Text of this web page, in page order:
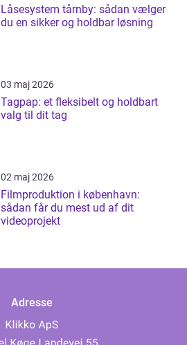
Låsesystem tårnby: sådan vælger
du en sikker og holdbar løsning
03 maj 2026
Tagpap: et fleksibelt og holdbart
valg til dit tag
02 maj 2026
Filmproduktion i københavn:
sådan får du mest ud af dit
videoprojekt
Adresse